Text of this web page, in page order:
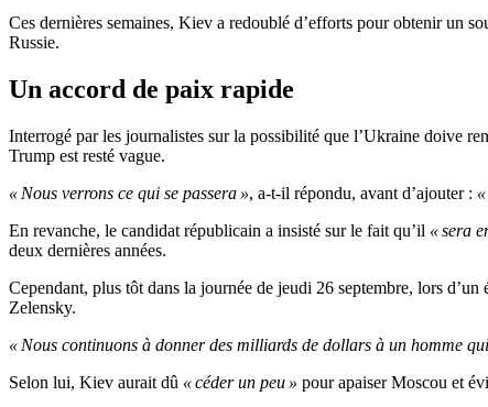
Ces dernières semaines, Kiev a redoublé d’efforts pour obtenir un
Russie.
Un accord de paix rapide
Interrogé par les journalistes sur la possibilité que l’Ukraine doive
Trump est resté vague.
« Nous verrons ce qui se passera », a-t-il répondu, avant d’ajouter :
En revanche, le candidat républicain a insisté sur le fait qu’il « sera
deux dernières années.
Cependant, plus tôt dans la journée de jeudi 26 septembre, lors
Zelensky.
« Nous continuons à donner des milliards de dollars à un homme
Selon lui, Kiev aurait dû « céder un peu » pour apaiser Moscou et